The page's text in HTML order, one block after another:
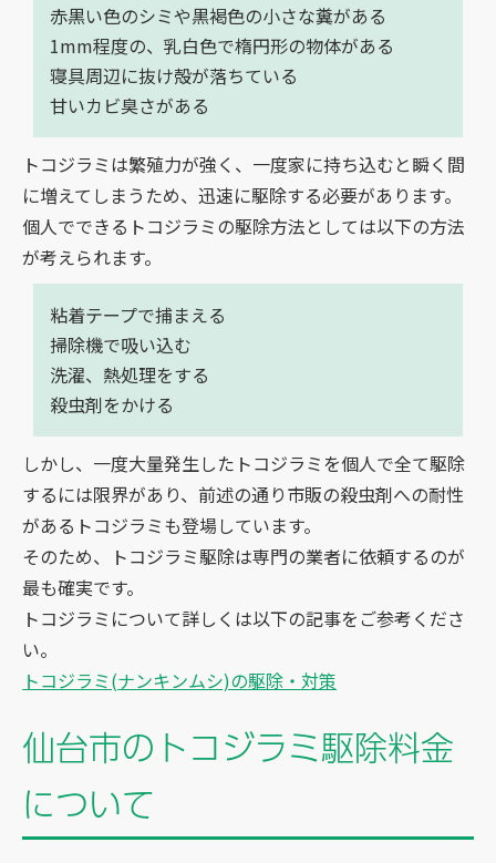
赤黒い色のシミや黒褐色の小さな糞がある
1mm程度の、乳白色で楕円形の物体がある
寝具周辺に抜け殻が落ちている
甘いカビ臭さがある
トコジラミは繁殖力が強く、一度家に持ち込むと瞬く間
に増えてしまうため、迅速に駆除する必要があります。
個人でできるトコジラミの駆除方法としては以下の方法
が考えられます。
粘着テープで捕まえる
掃除機で吸い込む
洗濯、熱処理をする
殺虫剤をかける
しかし、一度大量発生したトコジラミを個人で全て駆除
するには限界があり、前述の通り市販の殺虫剤への耐性
があるトコジラミも登場しています。
そのため、トコジラミ駆除は専門の業者に依頼するのが
最も確実です。
トコジラミについて詳しくは以下の記事をご参考くださ
い。
トコジラミ(ナンキンムシ)の駆除・対策
仙台市のトコジラミ駆除料金
について